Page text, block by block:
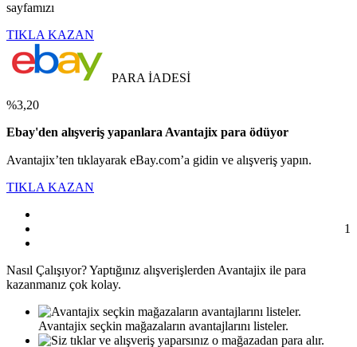
sayfamızı
TIKLA KAZAN
PARA İADESİ
%3,20
Ebay'den alışveriş yapanlara Avantajix para ödüyor
Avantajix’ten tıklayarak eBay.com’a gidin ve alışveriş yapın.
TIKLA KAZAN
1
Nasıl Çalışıyor?Yaptığınız alışverişlerden Avantajix ile para
kazanmanız çok kolay.
Avantajix seçkin mağazaların avantajlarını listeler.